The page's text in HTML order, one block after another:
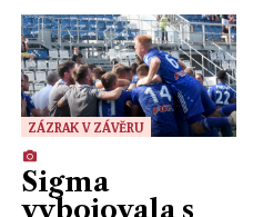
ZÁZRAK V ZÁVĚRU
Sigma
vybojovala s